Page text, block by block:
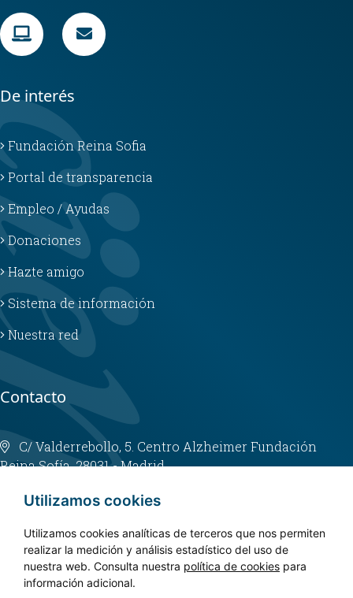
Utilizamos cookies
Utilizamos cookies analíticas de terceros que nos permiten
realizar la medición y análisis estadístico del uso de
nuestra web. Consulta nuestra política de cookies para
información adicional.
De interés
Fundación Reina Sofia
Portal de transparencia
Empleo / Ayudas
Donaciones
Hazte amigo
Sistema de información
Nuestra red
Contacto
C/ Valderrebollo, 5. Centro Alzheimer Fundación
Reina Sofía. 28031 - Madrid
info@fundacioncien.es
913 852 200